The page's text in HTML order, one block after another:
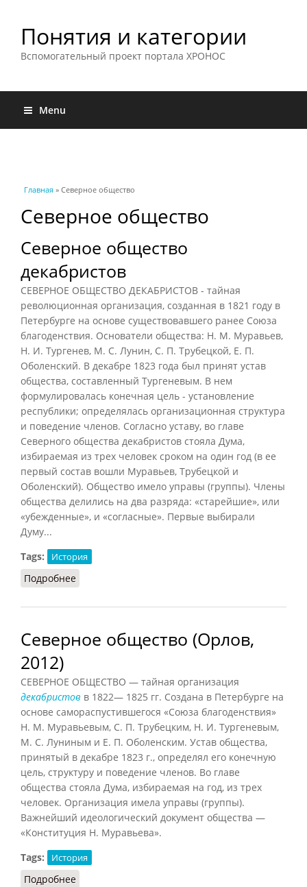
Понятия и категории
Вспомогательный проект портала ХРОНОС
Menu
Вы здесь
Главная » Северное общество
Северное общество
Северное общество
декабристов
СЕВЕРНОЕ ОБЩЕСТВО ДЕКАБРИСТОВ - тайная
революционная организация, созданная в 1821 году в
Петербурге на основе существовавшего ранее Союза
благоденствия. Основатели общества: Н. М. Муравьев,
Н. И. Тургенев, М. С. Лунин, С. П. Трубецкой, Е. П.
Оболенский. В декабре 1823 года был принят устав
общества, составленный Тургеневым. В нем
формулировалась конечная цель - установление
республики; определялась организационная структура
и поведение членов. Согласно уставу, во главе
Северного общества декабристов стояла Дума,
избираемая из трех человек сроком на один год (в ее
первый состав вошли Муравьев, Трубецкой и
Оболенский). Общество имело управы (группы). Члены
общества делились на два разряда: «старейшие», или
«убежденные», и «согласные». Первые выбирали
Думу...
Tags:
История
Подробнее
Северное общество (Орлов,
2012)
СЕВЕРНОЕ ОБЩЕСТВО — тайная организация
декабристов в 1822— 1825 гг. Создана в Петербурге на
основе самораспустившегося «Союза благоденствия»
Н. М. Муравьевым, С. П. Трубецким, Н. И. Тургеневым,
М. С. Луниным и Е. П. Оболенским. Устав общества,
принятый в декабре 1823 г., определял его конечную
цель, структуру и поведение членов. Во главе
общества стояла Дума, избираемая на год, из трех
человек. Организация имела управы (группы).
Важнейший идеологический документ общества —
«Конституция Н. Муравьева».
Tags:
История
Подробнее